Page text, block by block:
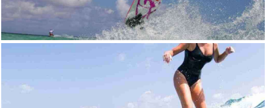
En savoir plus >
Surf & Paddle
Les destinations idéales pour pratiquer le surf ne sont
vraiment pas les mêmes que les spots de kitesurf ou de